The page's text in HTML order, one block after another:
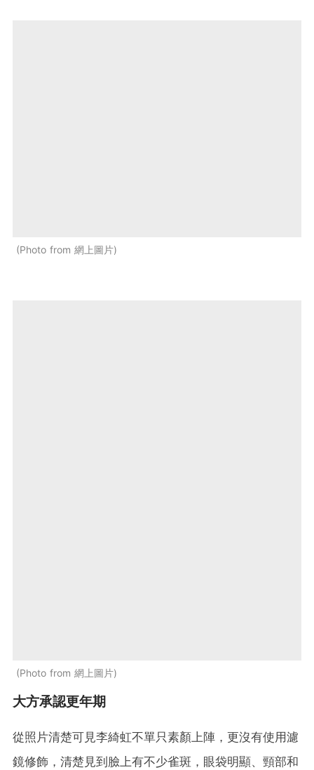
Photo from 網上圖片
Photo from 網上圖片
大方承認更年期
從照片清楚可見李綺虹不單只素顏上陣，更沒有使用濾
鏡修飾，清楚見到臉上有不少雀斑，眼袋明顯、頸部和